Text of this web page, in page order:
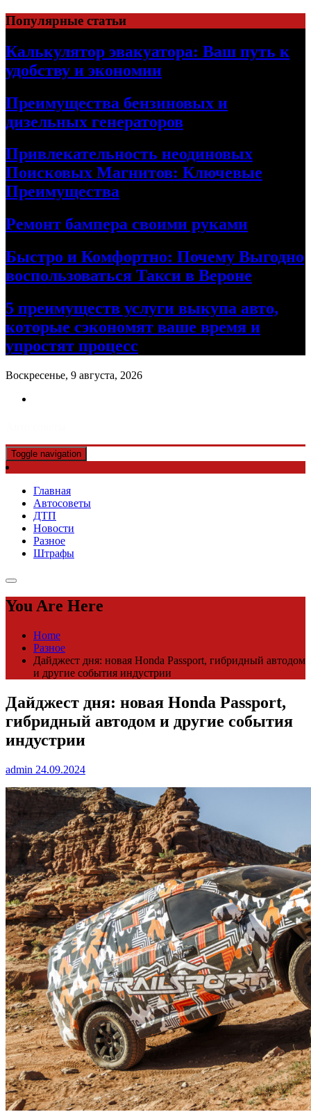
Skip
to
content
Популярные статьи
Калькулятор эвакуатора: Ваш путь к
удобству и экономии
Преимущества бензиновых и
дизельных генераторов
Привлекательность неодиновых
Поисковых Магнитов: Ключевые
Преимущества
Ремонт бампера своими руками
Быстро и Комфортно: Почему Выгодно
воспользоваться Такси в Вероне
5 преимуществ услуги выкупа авто,
которые сэкономят ваше время и
упростят процесс
Воскресенье, 9 августа, 2026
Toggle navigation
Главная
Автосоветы
ДТП
Новости
Разное
Штрафы
You Are Here
Home
Разное
Дайджест дня: новая Honda Passport, гибридный автодом
и другие события индустрии
Дайджест дня: новая Honda Passport,
гибридный автодом и другие события
индустрии
admin 24.09.2024